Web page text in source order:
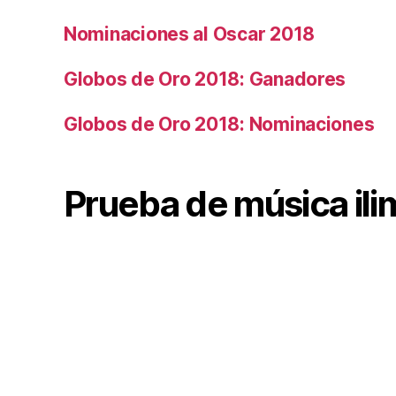
Nominaciones al Oscar 2018
Globos de Oro 2018: Ganadores
Globos de Oro 2018: Nominaciones
Prueba de música